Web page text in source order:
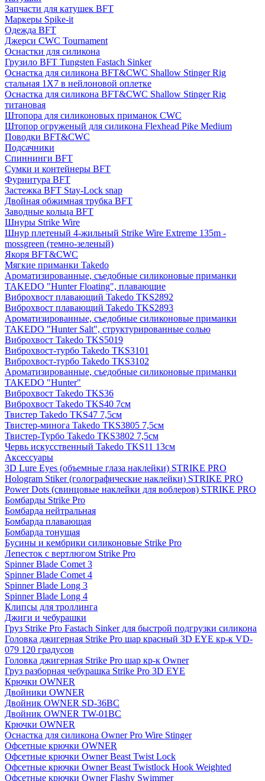
Запчасти для катушек BFT
Маркеры Spike-it
Одежда BFT
Джерси CWC Tournament
Оснастки для силикона
Грузило BFT Tungsten Fastach Sinker
Оснастка для силикона BFT&CWC Shallow Stinger Rig
стальная 1X7 в нейлоновой оплетке
Оснастка для силикона BFT&CWC Shallow Stinger Rig
титановая
Штопора для силиконовых приманок CWC
Штопор огруженый для силикона Flexhead Pike Medium
Поводки BFT&CWC
Подсачники
Спиннинги BFT
Сумки и контейнеры BFT
Фурнитура BFT
Застежка BFT Stay-Lock snap
Двойная обжимная трубка BFT
Заводные кольца BFT
Шнуры Strike Wire
Шнур плетеный 4-жильный Strike Wire Extreme 135m -
mossgreen (темно-зеленый)
Якоря BFT&CWC
Мягкие приманки Takedo
Ароматизированные, съедобные силиконовые приманки
TAKEDO "Hunter Floating", плавающие
Виброхвост плавающий Takedo TKS2892
Виброхвост плавающий Takedo TKS2893
Ароматизированные, съедобные силиконовые приманки
TAKEDO "Hunter Salt", структурированные солью
Виброхвост Takedo TKS5019
Виброхвост-турбо Takedo TKS3101
Виброхвост-турбо Takedo TKS3102
Ароматизированные, съедобные силиконовые приманки
TAKEDO "Hunter"
Виброхвост Takedo TKS36
Виброхвост Takedo TKS40 7см
Твистер Takedo TKS47 7,5см
Твистер-минога Takedo TKS3805 7,5см
Твистер-Турбо Takedo TKS3802 7,5см
Червь искусственный Takedo TKS11 13см
Аксессуары
3D Lure Eyes (объемные глаза наклейки) STRIKE PRO
Hologram Stiker (голографические наклейки) STRIKE PRO
Power Dots (свинцовые наклейки для воблеров) STRIKE PRO
Бомбарды Strike Pro
Бомбарда нейтральная
Бомбарда плавающая
Бомбарда тонущая
Бусины и кембрики силиконовые Strike Pro
Лепесток с вертлюгом Strike Pro
Spinner Blade Comet 3
Spinner Blade Comet 4
Spinner Blade Long 3
Spinner Blade Long 4
Клипсы для троллинга
Джиги и чебурашки
Груз Strike Pro Fastach Sinker для быстрой подгрузки силикона
Головка джигерная Strike Pro шар красный 3D EYE кр-к VD-
079 120 градусов
Головка джигерная Strike Pro шар кр-к Owner
Груз разборная чебурашка Strike Pro 3D EYE
Крючки OWNER
Двойники OWNER
Двойник OWNER SD-36BC
Двойник OWNER TW-01BC
Крючки OWNER
Оснастка для силикона Owner Pro Wire Stinger
Офсетные крючки OWNER
Офсетные крючки Owner Beast Twist Lock
Офсетные крючки Owner Beast Twistlock Hook Weighted
Офсетные крючки Owner Flashy Swimmer